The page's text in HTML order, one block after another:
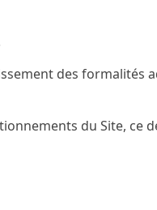
des formalités
du Site,